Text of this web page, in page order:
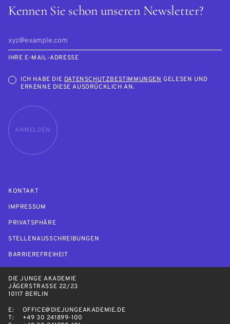
Kennen Sie schon unseren Newsletter?
IHRE E-MAIL-ADRESSE
ICH HABE DIEDATENSCHUTZBESTIMMUNGENGELESEN UND
ERKENNE DIESE AUSDRÜCKLICH AN.
ANMELDEN
KONTAKT
IMPRESSUM
PRIVATSPHÄRE
STELLENAUSSCHREIBUNGEN
BARRIEREFREIHEIT
DIE JUNGE AKADEMIE
JÄGERSTRASSE 22/23
10117 BERLIN
E:
OFFICE@DIEJUNGEAKADEMIE.DE
T:
+49 30 241899-100